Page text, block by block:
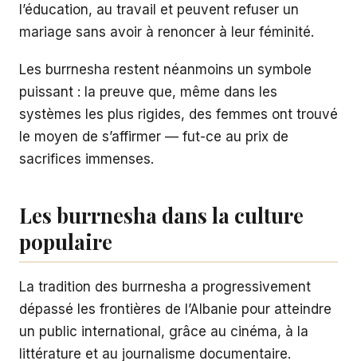
l’éducation, au travail et peuvent refuser un
mariage sans avoir à renoncer à leur féminité.
Les burrnesha restent néanmoins un symbole
puissant : la preuve que, même dans les
systèmes les plus rigides, des femmes ont trouvé
le moyen de s’affirmer — fut-ce au prix de
sacrifices immenses.
Les burrnesha dans la culture
populaire
La tradition des burrnesha a progressivement
dépassé les frontières de l’Albanie pour atteindre
un public international, grâce au cinéma, à la
littérature et au journalisme documentaire.